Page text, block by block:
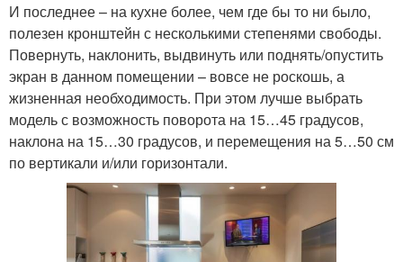
И последнее – на кухне более, чем где бы то ни было,
полезен кронштейн с несколькими степенями свободы.
Повернуть, наклонить, выдвинуть или поднять/опустить
экран в данном помещении – вовсе не роскошь, а
жизненная необходимость. При этом лучше выбрать
модель с возможность поворота на 15…45 градусов,
наклона на 15…30 градусов, и перемещения на 5…50 см
по вертикали и/или горизонтали.